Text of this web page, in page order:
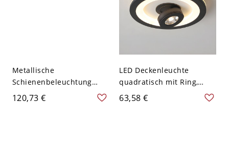
Metallische
Schienenbeleuchtung
Pendelleuchten im
nordischen modernen
120,73 €
LED Deckenleuchte
quadratisch mit Ring,
Wohnzimmer- und
Verandabeleuchtung -
63,58 €